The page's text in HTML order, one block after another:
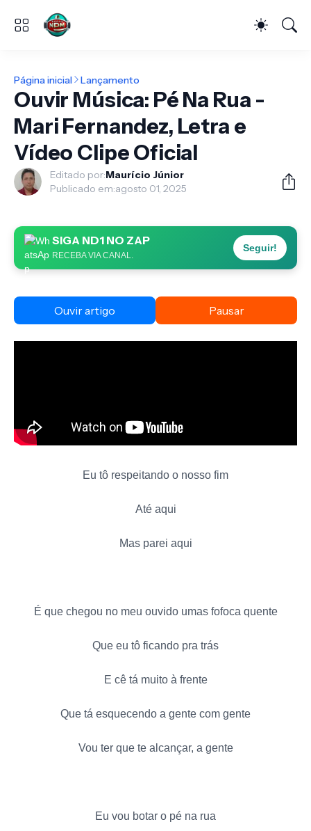
Página inicial Lançamento
Ouvir Música: Pé Na Rua -
Mari Fernandez, Letra e
Vídeo Clipe Oficial
Editado por:Maurício Júnior
Publicado em:agosto 01, 2025
SIGA ND1 NO ZAP
RECEBA VIA CANAL.
Seguir!
Ouvir artigo Pausar
Eu tô respeitando o nosso fim
Até aqui
Mas parei aqui
É que chegou no meu ouvido umas fofoca quente
Que eu tô ficando pra trás
E cê tá muito à frente
Que tá esquecendo a gente com gente
Vou ter que te alcançar, a gente
Eu vou botar o pé na rua